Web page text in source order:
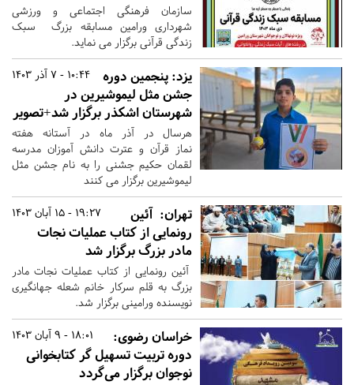
سازمان فرهنگی اجتماعی و ورزشی
شهرداری ورامین مسابقه بزرگ سبک
زندگی قرآنی برگزار می نماید.
10:44 - 7 آذر 1403 یزد: پنجمین دوره
جشن مثل لیموشیرین در
شهرستان اشکذر برگزار شد+تصویر
هرسال در آذر ماه در آستانه هفته
نماز قرآن و عترت دانش آموزان مدرسه
لقمان حکیم جشنی را به نام جشن مثل
لیموشیرین برگزار می کنند
19:27 - 15 آبان 1403 تهران: آئین
رونمایی از کتاب عمليات نجات
مادر بزرگ برگزار شد
آئین رونمایی از کتاب عمليات نجات مادر
بزرگ به قلم سرکار خانم شعله جهانگیری
نویسنده ورامینی برگزار شد.
18:01 - 9 آبان 1403
خراسان رضوی:
دوره تربیت تسهیل گر کتابخوانی
نوجوان برگزار می‌گردد